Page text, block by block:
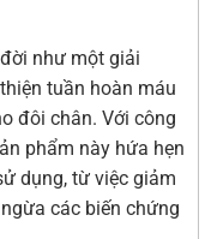
như một giải
tuần hoàn máu
đôi chân. Với công
phẩm này hứa hẹn
dụng, từ việc giảm
các biến chứng